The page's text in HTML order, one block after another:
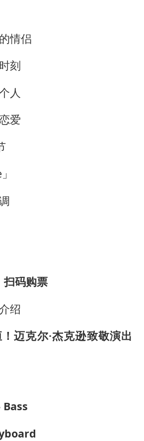
情侣
刻
人
爱
扫码购票
绍
迈克尔·杰克逊致敬演出